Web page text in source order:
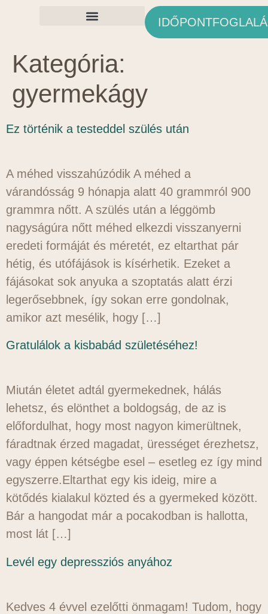
Kategória:
gyermekágy
Ez történik a testeddel szülés után
A méhed visszahúzódik A méhed a
várandósság 9 hónapja alatt 40 grammról 900
grammra nőtt. A szülés után a léggömb
nagyságúra nőtt méhed elkezdi visszanyerni
eredeti formáját és méretét, ez eltarthat pár
hétig, és utófájások is kísérhetik. Ezeket a
fájásokat sok anyuka a szoptatás alatt érzi
legerősebbnek, így sokan erre gondolnak,
amikor azt mesélik, hogy […]
Gratulálok a kisbabád születéséhez!
Miután életet adtál gyermekednek, hálás
lehetsz, és elönthet a boldogság, de az is
előfordulhat, hogy most nagyon kimerültnek,
fáradtnak érzed magadat, ürességet érezhetsz,
vagy éppen kétségbe esel – esetleg ez így mind
egyszerre.Eltarthat egy kis ideig, mire a
kötődés kialakul közted és a gyermeked között.
Bár a hangodat már a pocakodban is hallotta,
most lát […]
Levél egy depressziós anyához
Kedves 4 évvel ezelőtti önmagam! Tudom, hogy